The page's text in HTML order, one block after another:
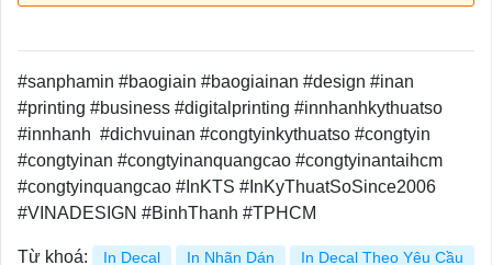
#sanphamin #baogiain #baogiainan #design #inan
#printing #business #digitalprinting #innhanhkythuatso
#innhanh #dichvuinan #congtyinkythuatso #congtyin
#congtyinan #congtyinanquangcao #congtyinantaihcm
#congtyinquangcao #InKTS #InKyThuatSoSince2006
#VINADESIGN #BinhThanh #TPHCM
Từ khoá: In Decal In Nhãn Dán In Decal Theo Yêu Cầu